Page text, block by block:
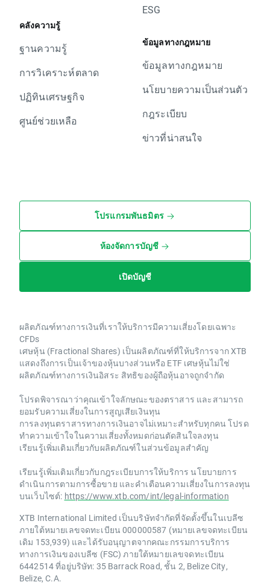
คลังความรู้
ฐานความรู้
การวิเคราะห์ตลาด
ปฏิทินเศรษฐกิจ
ศูนย์ช่วยเหลือ
ESG
ข้อมูลทางกฎหมาย
ข้อมูลทางกฎหมาย
นโยบายความเป็นส่วนตัว
กฎระเบียบ
ข่าวที่น่าสนใจ
โปรแกรมพันธมิตร
ห้องจัดการบัญชี
เปิดบัญชี
ผลิตภัณฑ์ทางการเงินที่เราให้บริการมีความเสี่ยงโดยเฉพาะ
CFDs
เศษหุ้น (Fractional Shares) เป็นผลิตภัณฑ์ที่ให้บริการจาก XTB
แสดงถึงการเป็นเจ้าของหุ้นบางส่วนหรือ ETF เศษหุ้นไม่ใช่
ผลิตภัณฑ์ทางการเงินอิสระ สิทธิของผู้ถือหุ้นอาจถูกจำกัด
โปรดพิจารณาว่าคุณเข้าใจลักษณะของตราสาร และสามารถ
ยอมรับความเสี่ยงในการสูญเสียเงินทุน
การลงทุนตราสารทางการเงินอาจไม่เหมาะสำหรับทุกคน โปรด
ทำความเข้าใจในความเสี่ยงทั้งหมดก่อนตัดสินใจลงทุน
เรียนรู้เพิ่มเติมเกี่ยวกับผลิตภัณฑ์ในส่วนข้อมูลสำคัญ
เรียนรู้เพิ่มเติมเกี่ยวกับกฎระเบียบการให้บริการ นโยบายการ
ดำเนินการตามการซื้อขาย และคำเตือนความเสี่ยงในการลงทุน
บนเว็บไซต์: https://www.xtb.com/int/legal-information
XTB International Limited เป็นบริษัทจำกัดที่จัดตั้งขึ้นในเบลีซ
ภายใต้หมายเลขจดทะเบียน 000000587 (หมายเลขจดทะเบียน
เดิม 153,939) และได้รับอนุญาตจากคณะกรรมการบริการ
ทางการเงินของเบลีซ (FSC) ภายใต้หมายเลขจดทะเบียน
6442514 ที่อยู่บริษัท: 35 Barrack Road, ชั้น 2, Belize City,
Belize, C.A.